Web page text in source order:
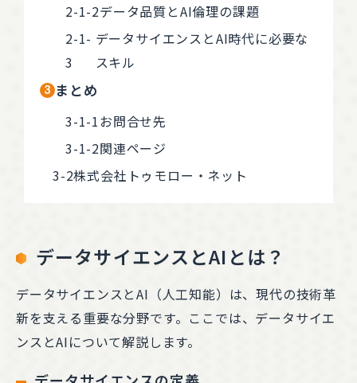
データ品質とAI倫理の課題
データサイエンスとAI時代に必要な
スキル
まとめ
お問合せ先
関連ページ
株式会社トゥモロー・ネット
データサイエンスとAIとは？
データサイエンスとAI（人工知能）は、現代の技術革
新を支える重要な分野です。ここでは、データサイエ
ンスとAIについて解説します。